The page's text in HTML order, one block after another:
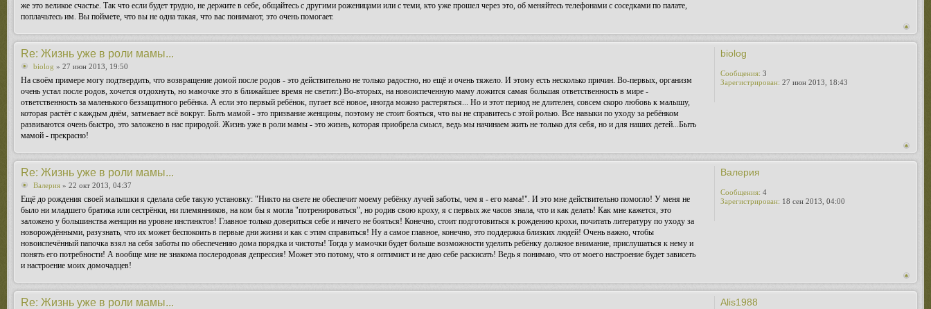
же это великое счастье. Так что если будет трудно, не держите в себе, общайтесь с другими роженицами или с теми, кто уже прошел через это, об меняйтесь телефонами с соседками по палате,
поплачьтесь им. Вы поймете, что вы не одна такая, что вас понимают, это очень помогает.
Re: Жизнь уже в роли мамы...
biolog » 27 июн 2013, 19:50
На своём примере могу подтвердить, что возвращение домой после родов - это действительно не только радостно, но ещё и очень тяжело. И этому есть несколько причин. Во-первых, организм
очень устал после родов, хочется отдохнуть, но мамочке это в ближайшее время не светит:) Во-вторых, на новоиспеченную маму ложится самая большая ответственность в мире -
ответственность за маленького беззащитного ребёнка. А если это первый ребёнок, пугает всё новое, иногда можно растеряться... Но и этот период не длителен, совсем скоро любовь к малышу,
которая растёт с каждым днём, затмевает всё вокруг. Быть мамой - это призвание женщины, поэтому не стоит бояться, что вы не справитесь с этой ролью. Все навыки по уходу за ребёнком
развиваются очень быстро, это заложено в нас природой. Жизнь уже в роли мамы - это жизнь, которая приобрела смысл, ведь мы начинаем жить не только для себя, но и для наших детей...Быть
мамой - прекрасно!
biolog
Сообщения: 3
Зарегистрирован: 27 июн 2013, 18:43
Re: Жизнь уже в роли мамы...
Валерия » 22 окт 2013, 04:37
Ещё до рождения своей малышки я сделала себе такую установку: "Никто на свете не обеспечит моему ребёнку лучей заботы, чем я - его мама!". И это мне действительно помогло! У меня не
было ни младшего братика или сестрёнки, ни племянников, на ком бы я могла "потренироваться", но родив свою кроху, я с первых же часов знала, что и как делать! Как мне кажется, это
заложено у большинства женщин на уровне инстинктов! Главное только довериться себе и ничего не бояться! Конечно, стоит подготовиться к рождению крохи, почитать литературу по уходу за
новорождёнными, разузнать, что их может беспокоить в первые дни жизни и как с этим справиться! Ну а самое главное, конечно, это поддержка близких людей! Очень важно, чтобы
новоиспечённый папочка взял на себя заботы по обеспечению дома порядка и чистоты! Тогда у мамочки будет больше возможности уделить ребёнку должное внимание, прислушаться к нему и
понять его потребности! А вообще мне не знакома послеродовая депрессия! Может это потому, что я оптимист и не даю себе раскисать! Ведь я понимаю, что от моего настроение будет зависеть
и настроение моих домочадцев!
Валерия
Сообщения: 4
Зарегистрирован: 18 сен 2013, 04:00
Re: Жизнь уже в роли мамы... Alis1988